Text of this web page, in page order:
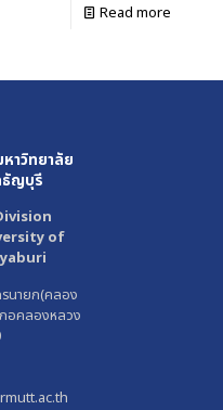
Read more
หาวิทยาลัย
ธัญบุรี
of
นายก(คลอง
อคลองหลวง